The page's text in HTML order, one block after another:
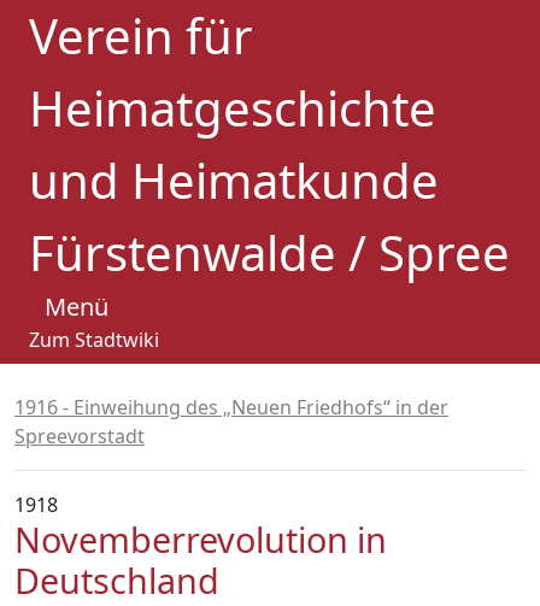
Verein für
Heimatgeschichte
und Heimatkunde
Fürstenwalde / Spree
Menü
Zum Stadtwiki
1916 - Einweihung des „Neuen Friedhofs“ in der
Spreevorstadt
1918
Novemberrevolution in
Deutschland